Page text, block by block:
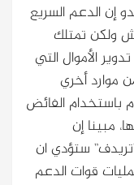
إن الدعم السريع
ولكن تمتلك
الأموال التي
موارد أخري
باستخدام الفائض
مبينا إن
ستؤدي ان
قوات الدعم